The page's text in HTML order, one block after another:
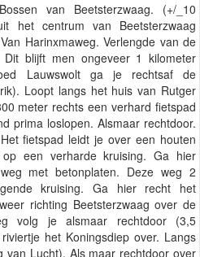
van Beetsterzwaag. (+/_10
het centrum van Beetsterzwaag
Harinxmaweg. Verlengde van de
Dit blijft men ongeveer 1 kilometer
Lauwswolt ga je rechtsaf de
Loopt langs het huis van Rutger
meter rechts een verhard fietspad
prima loslopen. Alsmaar rechtdoor.
fietspad leidt je over een houten
een verharde kruising. Ga hier
met betonplaten. Deze weg 2
kruising. Ga hier recht het
richting Beetsterzwaag over de
volg je alsmaar rechtdoor (3,5
het Koningsdiep over. Langs
van Lucht). Als maar rechtdoor over